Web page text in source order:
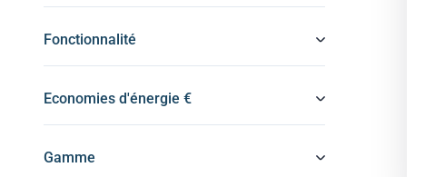
Fonctionnalité
Economies d'énergie €
Gamme